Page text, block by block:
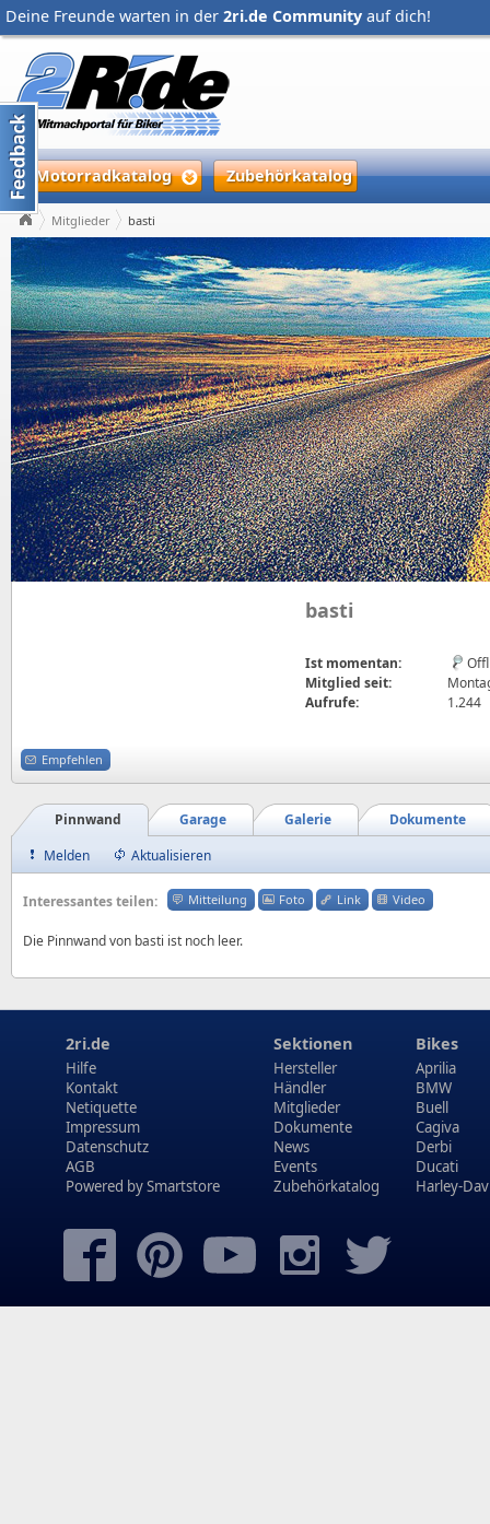
Deine Freunde warten in der 2ri.de Community auf dich!
Motorradkatalog Zubehörkatalog
Mitglieder basti
basti
Ist momentan:
Mitglied seit:
Aufrufe:
1.244
Empfehlen
Dokumente
Galerie
Garage
Pinnwand
Melden
Aktualisieren
Interessantes teilen: Mitteilung Foto Link Video
Die Pinnwand von basti ist noch leer.
2ri.de
Hilfe
Kontakt
Netiquette
Impressum
Datenschutz
AGB
Powered bySmartstore
Sektionen
Hersteller
Händler
Mitglieder
Dokumente
News
Events
Zubehörkatalog
Bikes
Aprilia
BMW
Buell
Cagiva
Derbi
Ducati
Harley-